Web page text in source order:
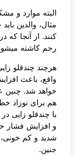
البته موارد و
مثال، والدین
کنند. از آنجا که
رحم کاشته
هرچند چندقلو
واقع، باعث
خواهد شد. چنین
هم برای نوزاد
با چندقلو زایی
و افزایش فشار
شدید و کم
جنین.